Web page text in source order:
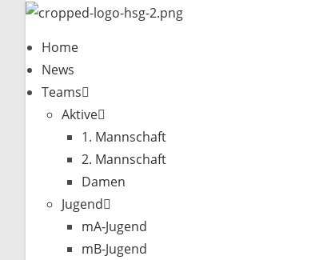
springenHome
News
Teams
Aktive
1. Mannschaft
2. Mannschaft
Damen
Jugend
mA-Jugend
mB-Jugend